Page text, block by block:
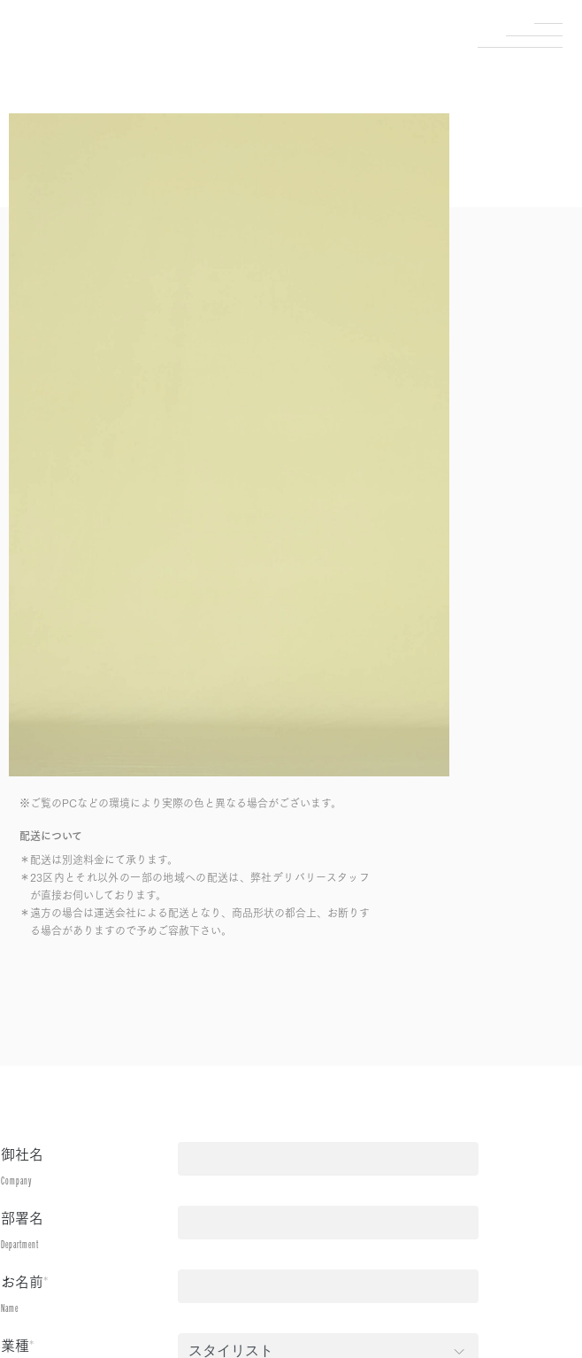
※ご覧のPCなどの環境により実際の色と異なる場合がございます。
配送について
＊配送は別途料金にて承ります。
＊23区内とそれ以外の一部の地域への配送は、弊社デリバリースタッフ
が直接お伺いしております。
＊遠方の場合は運送会社による配送となり、商品形状の都合上、お断りす
る場合がありますので予めご容赦下さい。
御社名
Company
部署名
Department
お名前*
Name
業種*